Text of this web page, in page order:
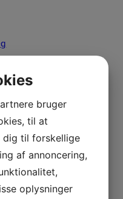
bruger
til at
dig til forskellige
af annoncering,
oplysninger